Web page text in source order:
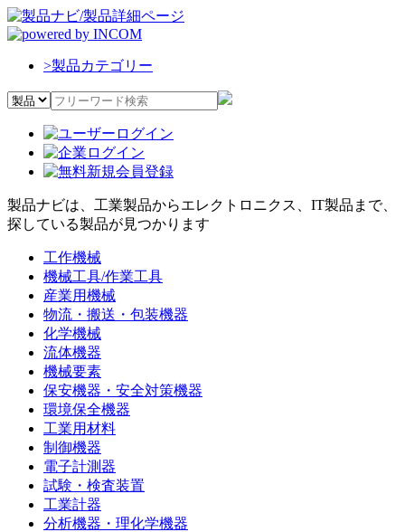
>製品カテゴリー
製品ナビは、工業製品からエレクトロニクス、IT製品まで、
探している製品が見つかります
工作機械
機械工具/作業工具
産業用機械
物流・搬送・包装機器
化学機械
流体機器
機械要素
保安機器・安全対策機器
環境保全機器
工業用材料
制御機器
電子計測器
試験・検査装置
工業計器
分析機器・理化学機器